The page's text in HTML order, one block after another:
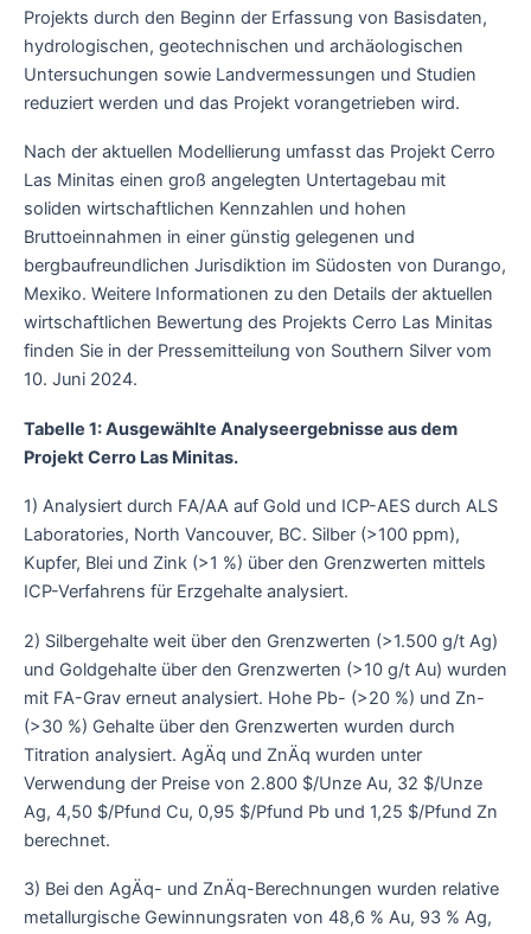
Projekts durch den Beginn der Erfassung von Basisdaten,
hydrologischen, geotechnischen und archäologischen
Untersuchungen sowie Landvermessungen und Studien
reduziert werden und das Projekt vorangetrieben wird.
Nach der aktuellen Modellierung umfasst das Projekt Cerro
Las Minitas einen groß angelegten Untertagebau mit
soliden wirtschaftlichen Kennzahlen und hohen
Bruttoeinnahmen in einer günstig gelegenen und
bergbaufreundlichen Jurisdiktion im Südosten von Durango,
Mexiko. Weitere Informationen zu den Details der aktuellen
wirtschaftlichen Bewertung des Projekts Cerro Las Minitas
finden Sie in der Pressemitteilung von Southern Silver vom
10. Juni 2024.
Tabelle 1: Ausgewählte Analyseergebnisse aus dem
Projekt Cerro Las Minitas.
1) Analysiert durch FA/AA auf Gold und ICP-AES durch ALS
Laboratories, North Vancouver, BC. Silber (>100 ppm),
Kupfer, Blei und Zink (>1 %) über den Grenzwerten mittels
ICP-Verfahrens für Erzgehalte analysiert.
2) Silbergehalte weit über den Grenzwerten (>1.500 g/t Ag)
und Goldgehalte über den Grenzwerten (>10 g/t Au) wurden
mit FA-Grav erneut analysiert. Hohe Pb- (>20 %) und Zn-
(>30 %) Gehalte über den Grenzwerten wurden durch
Titration analysiert. AgÄq und ZnÄq wurden unter
Verwendung der Preise von 2.800 $/Unze Au, 32 $/Unze
Ag, 4,50 $/Pfund Cu, 0,95 $/Pfund Pb und 1,25 $/Pfund Zn
berechnet.
3) Bei den AgÄq- und ZnÄq-Berechnungen wurden relative
metallurgische Gewinnungsraten von 48,6 % Au, 93 % Ag,